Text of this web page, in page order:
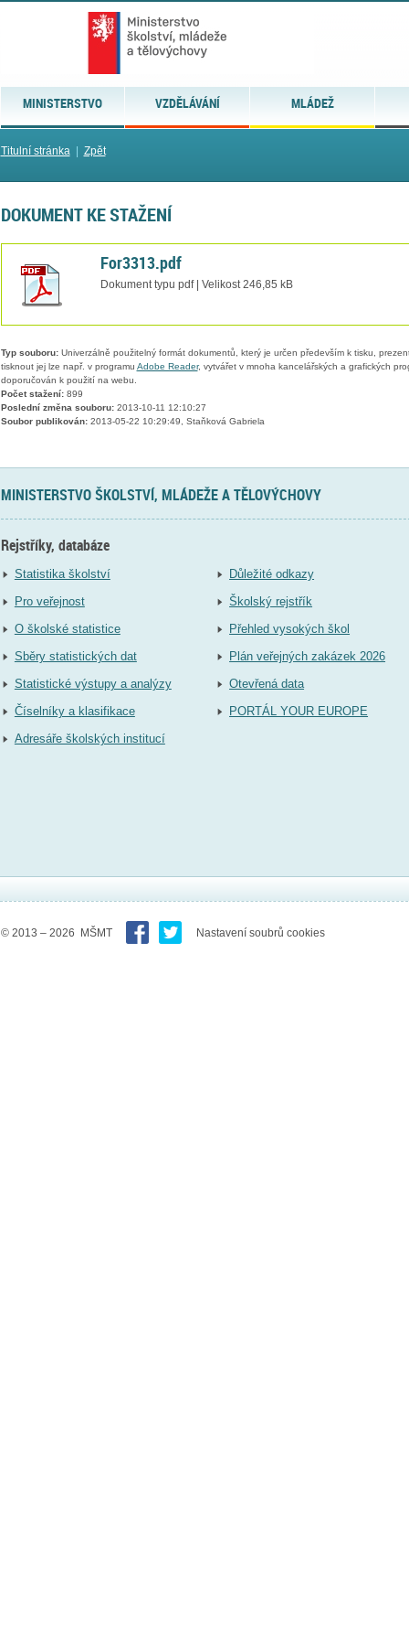
MINISTERSTVO VZDĚLÁVÁNÍ MLÁDEŽ
Titulní stránka| Zpět
DOKUMENT KE STAŽENÍ
For3313.pdf
Dokument typu pdf | Velikost 246,85 kB
Typ souboru:Univerzálně použitelný formát dokumentů, který je určen především k tisku,
tisknout jej lze např. v programu Adobe Reader, vytvářet v mnoha kancelářských a grafických
doporučován k použití na webu.
Počet stažení:899
Poslední změna souboru:2013-10-11 12:10:27
Soubor publikován:2013-05-22 10:29:49, Staňková Gabriela
MINISTERSTVO ŠKOLSTVÍ, MLÁDEŽE A TĚLOVÝCHOVY
Rejstříky, databáze
Statistika školství
Pro veřejnost
O školské statistice
Sběry statistických dat
Statistické výstupy a analýzy
Číselníky a klasifikace
Adresáře školských institucí
Důležité odkazy
Školský rejstřík
Přehled vysokých škol
Plán veřejných zakázek 2026
Otevřená data
PORTÁL YOUR EUROPE
© 2013 – 2026 MŠMT Nastavení soubrů cookies